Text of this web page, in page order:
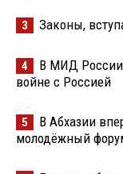
3 Законы,
4
В МИД России
войне с Россией
5
В Абхазии
молодёжный